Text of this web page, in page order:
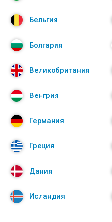
Бельгия
Болгария
Великобритания
Венгрия
Германия
Греция
Дания
Исландия